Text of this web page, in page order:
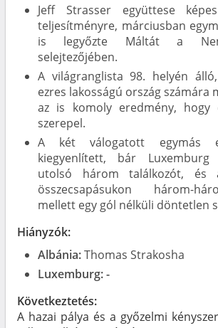
Jeff Strasser együttese
teljesítményre, márciusban
is legyőzte Máltát a
selejtezőjében.
A világranglista 98. helyén
ezres lakosságú ország számára
az is komoly eredmény, hogy
szerepel.
A két válogatott egymás
kiegyenlített, bár
utolsó három találkozót,
összecsapásukon három-
mellett egy gól nélküli döntetlen
Hiányzók:
Albánia:Thomas Strakosha
Luxemburg: -
Következtetés:
A hazai pálya és a győzelmi